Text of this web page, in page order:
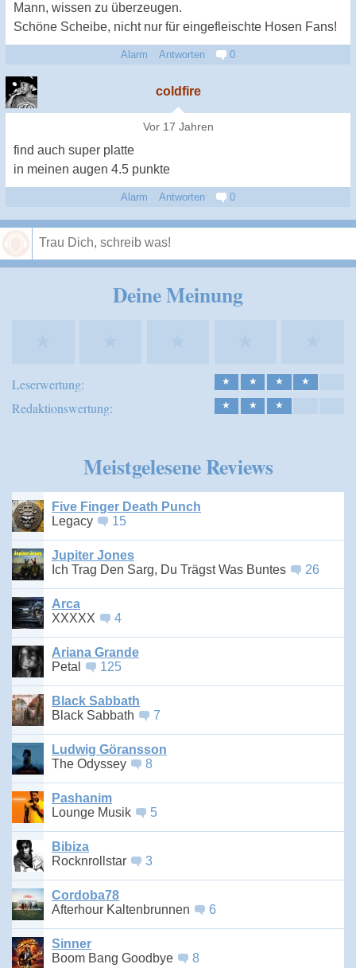
Mann, wissen zu überzeugen.
Schöne Scheibe, nicht nur für eingefleischte Hosen Fans!
Alarm Antworten 0
coldfire
Vor 17 Jahren
find auch super platte
in meinen augen 4.5 punkte
Alarm Antworten 0
Deine Meinung
Leserwertung: ★ ★ ★ ★
Redaktionswertung: ★ ★ ★
Meistgelesene Reviews
Five Finger Death Punch
Legacy
15
Jupiter Jones
Ich Trag Den Sarg, Du Trägst Was Buntes
26
Arca
XXXXX
4
Ariana Grande
Petal
125
Black Sabbath
Black Sabbath
7
Ludwig Göransson
The Odyssey
8
Pashanim
Lounge Musik
5
Bibiza
Rocknrollstar
3
Cordoba78
Afterhour Kaltenbrunnen
6
Sinner
Boom Bang Goodbye
8